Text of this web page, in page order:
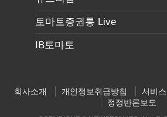
토마토증권통 Live
IB토마토
회사소개 개인정보취급방침 서비
정정반론보도